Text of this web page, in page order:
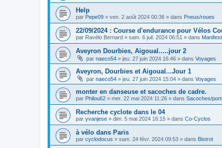
Help
par Pepe09 » ven. 2 août 2024 00:36 » dans Pneus/roues
22/09/2024 : Course d'endurance pour Vélos
par Ravélo Bernard » sam. 6 juil. 2024 06:51 » dans
Aveyron Dourbies, Aigoual.....jour 2
par naeco54 » jeu. 27 juin 2024 16:46 » dans Voyages
Aveyron, Dourbies et Aigoual...Jour 1
par naeco54 » jeu. 27 juin 2024 15:04 » dans Voyages
monter en danseuse et sacoches de cadre.
par Philou62 » mer. 22 mai 2024 11:26 » dans Sacoches/
Recherche cyclote dans le 04
par yvanjese » dim. 5 mai 2024 16:15 » dans Co-Cyclos
à vélo dans Paris
par cyclodocus » sam. 24 févr. 2024 09:53 » dans Bistrot